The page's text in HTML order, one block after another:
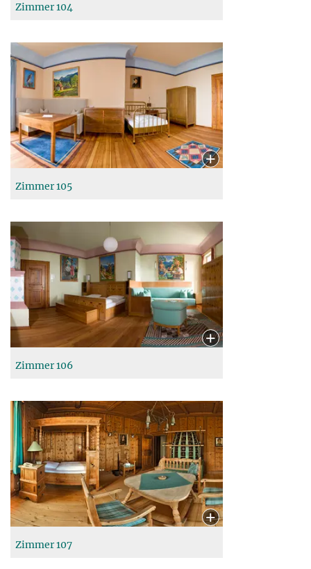
Zimmer 104
Zimmer 105
Zimmer 106
Zimmer 107